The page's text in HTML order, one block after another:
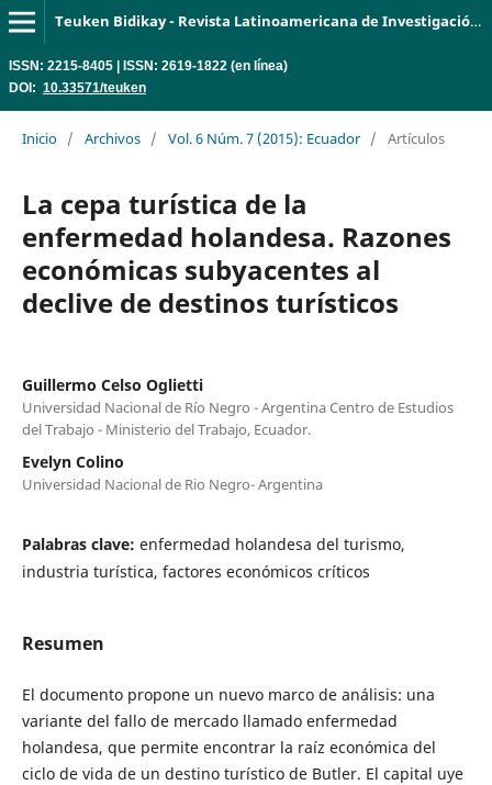
Teuken Bidikay - Revista Latinoamericana de Investigación en Organizaciones, Ambiente y Sociedad
ISSN: 2215-8405 | ISSN: 2619-1822 (en línea)
DOI: 10.33571/teuken
Inicio / Archivos / Vol. 6 Núm. 7 (2015): Ecuador / Artículos
La cepa turística de la
enfermedad holandesa. Razones
económicas subyacentes al
declive de destinos turísticos
Guillermo Celso Oglietti
Universidad Nacional de Río Negro - Argentina Centro de Estudios
del Trabajo - Ministerio del Trabajo, Ecuador.
Evelyn Colino
Universidad Nacional de Rio Negro- Argentina
Palabras clave: enfermedad holandesa del turismo,
industria turística, factores económicos críticos
Resumen
El documento propone un nuevo marco de análisis: una
variante del fallo de mercado llamado enfermedad
holandesa, que permite encontrar la raíz económica del
ciclo de vida de un destino turístico de Butler. El capital uye